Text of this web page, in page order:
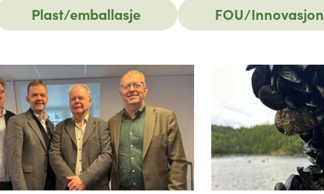
Plast/emballasje FOU/Innovasjon